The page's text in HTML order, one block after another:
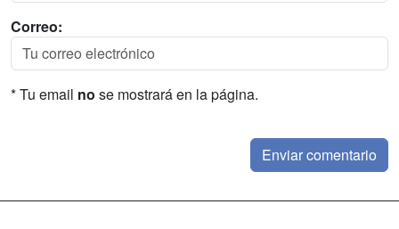
Correo:
* Tu email no se mostrará en la página.